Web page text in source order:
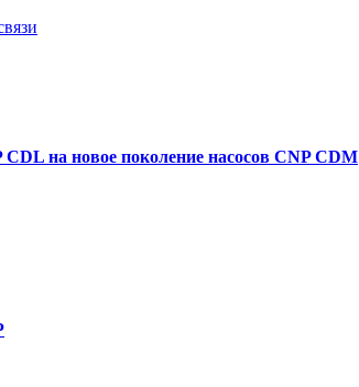
на новое поколение насосов CNP CDM